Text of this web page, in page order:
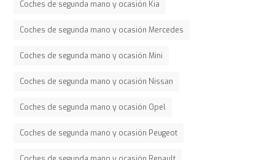
Coches de segunda mano y ocasión Kia
Coches de segunda mano y ocasión Mercedes
Coches de segunda mano y ocasión Mini
Coches de segunda mano y ocasión Nissan
Coches de segunda mano y ocasión Opel
Coches de segunda mano y ocasión Peugeot